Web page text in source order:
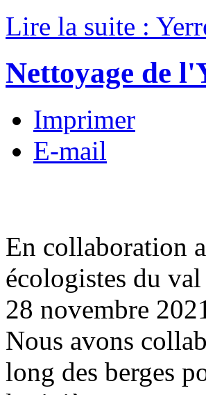
Lire la suite :
Nettoyage de
Imprimer
E-mail
En collaboration
écologistes du
28 novembre
Nous avons
long des berges